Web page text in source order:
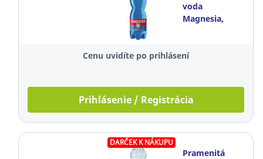
voda
Magnesia,
kusov
Cenu uvidíte po prihlásení
Prihlásenie / Registrácia
DARČEK K NÁKUPU
Pramenitá